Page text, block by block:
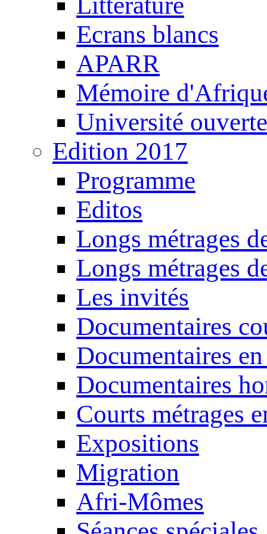
Ecrans blancs
APARR
Mémoire
Université ouverte
Edition 2017
Programme
Editos
Longs métrages
Longs métrages
Les invités
Documentaires
Documentaires
Documentaires
Courts métrages
Expositions
Migration
Afri-Mômes